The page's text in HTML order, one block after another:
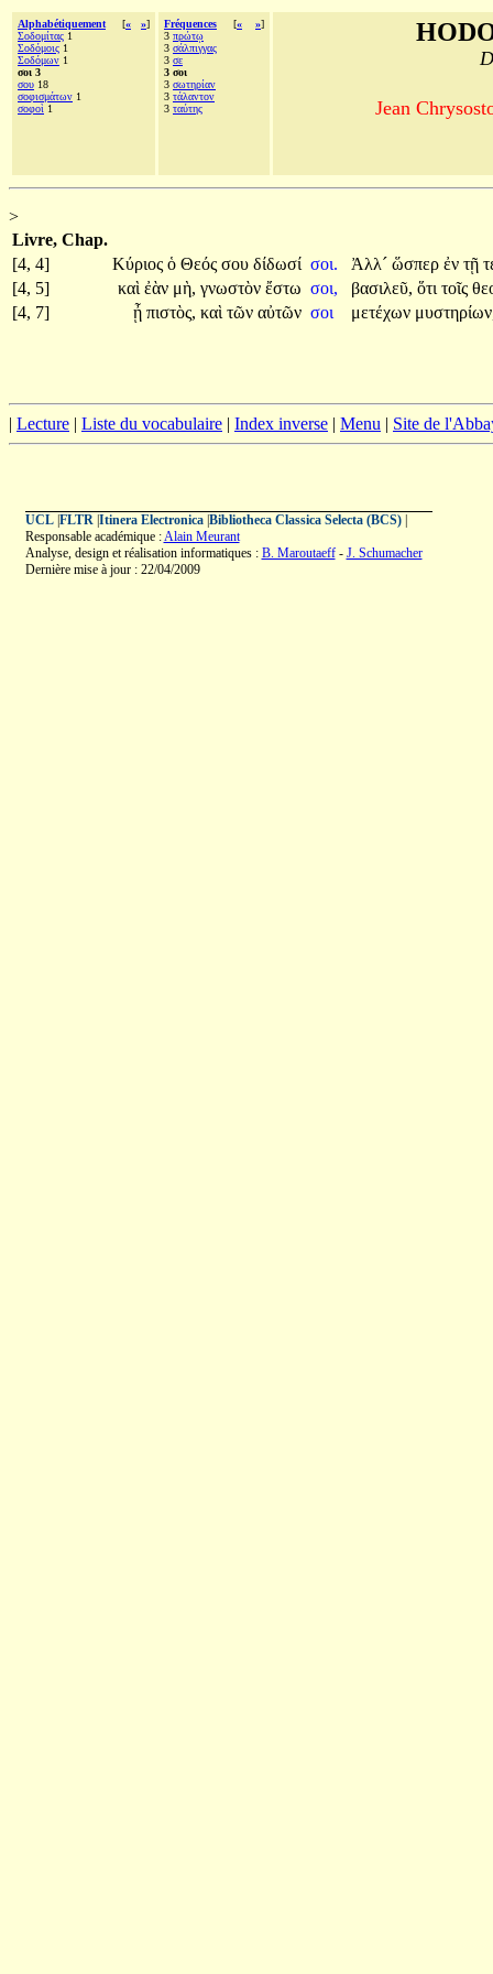
Alphabétiquement [« »]
Σοδομίτας 1
Σοδόμοις 1
Σοδόμων 1
σοι 3
σου 18
σοφισμάτων 1
σοφοὶ 1
Fréquences [« »]
3 πρώτῳ
3 σάλπιγγας
3 σε
3 σοι
3 σωτηρίαν
3 τάλαντον
3 ταύτης Jean
>
Livre, Chap.
[4, 4]
Κύριος ὁ Θεός σου δίδωσί σοι. Ἀλλ´ ὥσπερ ἐν τῇ
[4, 5]
καὶ ἐὰν μὴ, γνωστὸν ἔστω σοι, βασιλεῦ, ὅτι τοῖς
[4, 7]
ᾖ πιστὸς, καὶ τῶν αὐτῶν σοι μετέχων
| Lecture | Liste du vocabulaire | Index inverse | Menu | Site de
UCL| FLTR| Itinera Electronica| Bibliotheca Classica Selecta (BCS)|
Responsable académique :Alain Meurant
Analyse, design et réalisation informatiques : B. Maroutaeff- J. Schumacher
Dernière mise à jour : 22/04/2009